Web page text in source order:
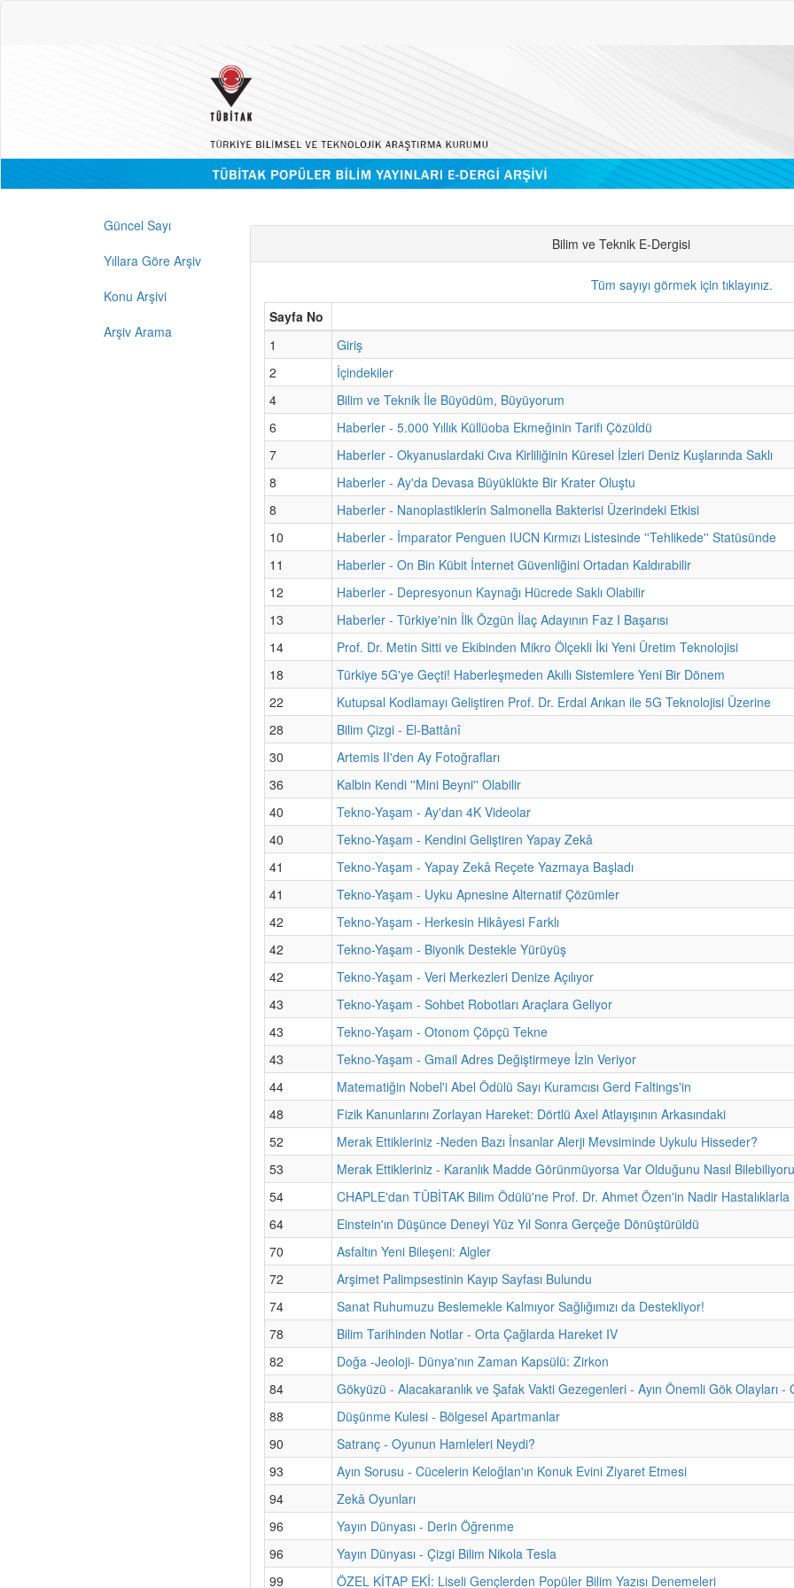
Güncel Sayı
Yıllara Göre Arşiv
Konu Arşivi
Arşiv Arama
Bilim ve Teknik E-Dergisi
Tüm sayıyı görmek için tıklayınız.
Sayfa No
1
Giriş
2
İçindekiler
4
Bilim ve Teknik İle Büyüdüm, Büyüyorum
6
Haberler - 5.000 Yıllık Küllüoba Ekmeğinin Tarifi Çözüldü
7
Haberler - Okyanuslardaki Cıva Kirliliğinin Küresel İzleri Deniz Kuşlarında Saklı
8
Haberler - Ay'da Devasa Büyüklükte Bir Krater Oluştu
8
Haberler - Nanoplastiklerin Salmonella Bakterisi Üzerindeki Etkisi
10
Haberler - İmparator Penguen IUCN Kırmızı Listesinde ''Tehlikede'' Statüsünde
11
Haberler - On Bin Kübit İnternet Güvenliğini Ortadan Kaldırabilir
12
Haberler - Depresyonun Kaynağı Hücrede Saklı Olabilir
13
Haberler - Türkiye'nin İlk Özgün İlaç Adayının Faz I Başarısı
14
Prof. Dr. Metin Sitti ve Ekibinden Mikro Ölçekli İki Yeni Üretim Teknolojisi
18
Türkiye 5G'ye Geçti! Haberleşmeden Akıllı Sistemlere Yeni Bir Dönem
22
Kutupsal Kodlamayı Geliştiren Prof. Dr. Erdal Arıkan ile 5G Teknolojisi Üzerine
28
Bilim Çizgi - El-Battânî
30
Artemis II'den Ay Fotoğrafları
36
Kalbin Kendi ''Mini Beyni'' Olabilir
40
Tekno-Yaşam - Ay'dan 4K Videolar
40
Tekno-Yaşam - Kendini Geliştiren Yapay Zekâ
41
Tekno-Yaşam - Yapay Zekâ Reçete Yazmaya Başladı
41
Tekno-Yaşam - Uyku Apnesine Alternatif Çözümler
42
Tekno-Yaşam - Herkesin Hikâyesi Farklı
42
Tekno-Yaşam - Biyonik Destekle Yürüyüş
42
Tekno-Yaşam - Veri Merkezleri Denize Açılıyor
43
Tekno-Yaşam - Sohbet Robotları Araçlara Geliyor
43
Tekno-Yaşam - Otonom Çöpçü Tekne
43
Tekno-Yaşam - Gmail Adres Değiştirmeye İzin Veriyor
44
Matematiğin Nobel'i Abel Ödülü Sayı Kuramcısı Gerd Faltings'in
48
Fizik Kanunlarını Zorlayan Hareket: Dörtlü Axel Atlayışının Arkasındaki
52
Merak Ettikleriniz -Neden Bazı İnsanlar Alerji Mevsiminde Uykulu Hisseder?
53
Merak Ettikleriniz - Karanlık Madde Görünmüyorsa Var Olduğunu Nasıl
54
CHAPLE'dan TÜBİTAK Bilim Ödülü'ne Prof. Dr. Ahmet Özen'in Nadir
64
Einstein'ın Düşünce Deneyi Yüz Yıl Sonra Gerçeğe Dönüştürüldü
70
Asfaltın Yeni Bileşeni: Algler
72
Arşimet Palimpsestinin Kayıp Sayfası Bulundu
74
Sanat Ruhumuzu Beslemekle Kalmıyor Sağlığımızı da Destekliyor!
78
Bilim Tarihinden Notlar - Orta Çağlarda Hareket IV
82
Doğa -Jeoloji- Dünya'nın Zaman Kapsülü: Zirkon
84
Gökyüzü - Alacakaranlık ve Şafak Vakti Gezegenleri - Ayın Önemli Gök Olayları -
88
Düşünme Kulesi - Bölgesel Apartmanlar
90
Satranç - Oyunun Hamleleri Neydi?
93
Ayın Sorusu - Cücelerin Keloğlan'ın Konuk Evini Ziyaret Etmesi
94
Zekâ Oyunları
96
Yayın Dünyası - Derin Öğrenme
96
Yayın Dünyası - Çizgi Bilim Nikola Tesla
99
ÖZEL KİTAP EKİ: Liseli Gençlerden Popüler Bilim Yazısı Denemeleri